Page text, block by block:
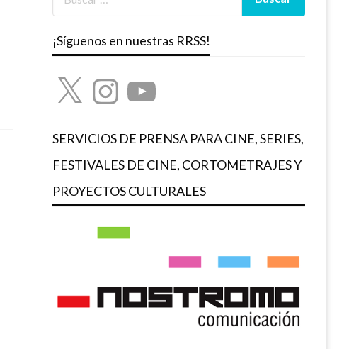
¡Síguenos en nuestras RRSS!
X InstagramYouTube
SERVICIOS DE PRENSA PARA CINE, SERIES,
FESTIVALES DE CINE, CORTOMETRAJES Y
PROYECTOS CULTURALES